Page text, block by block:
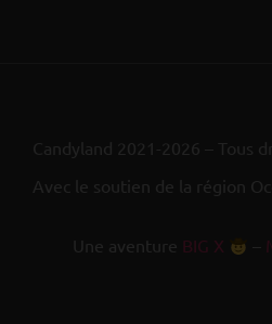
Candyland 2021-2026 – Tous
Avec le soutien de la région
Une aventure BIG X –